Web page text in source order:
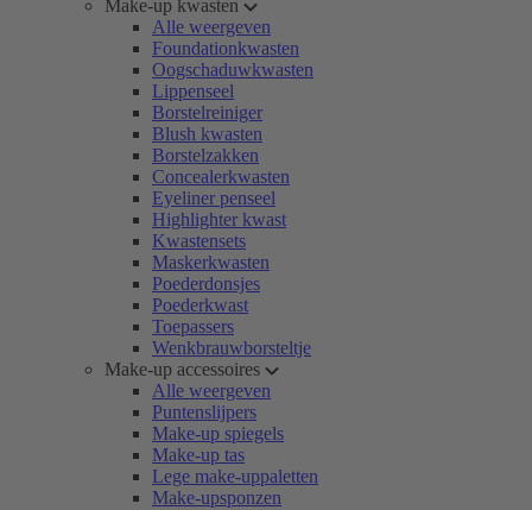
Make-up kwasten
Alle weergeven
Foundationkwasten
Oogschaduwkwasten
Lippenseel
Borstelreiniger
Blush kwasten
Borstelzakken
Concealerkwasten
Eyeliner penseel
Highlighter kwast
Kwastensets
Maskerkwasten
Poederdonsjes
Poederkwast
Toepassers
Wenkbrauwborsteltje
Make-up accessoires
Alle weergeven
Puntenslijpers
Make-up spiegels
Make-up tas
Lege make-uppaletten
Make-upsponzen